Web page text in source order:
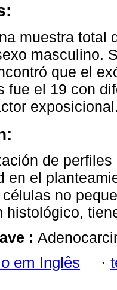
muestra total
masculino.
que el
fue el 19 con
de
en el
no
histológico,
:
em Inglês ·